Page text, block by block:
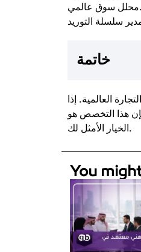
محلل سوق عالمي.
خاتمة
العالمية. إذا
هذا التخصص هو
الخيار الأمثل لك.
You